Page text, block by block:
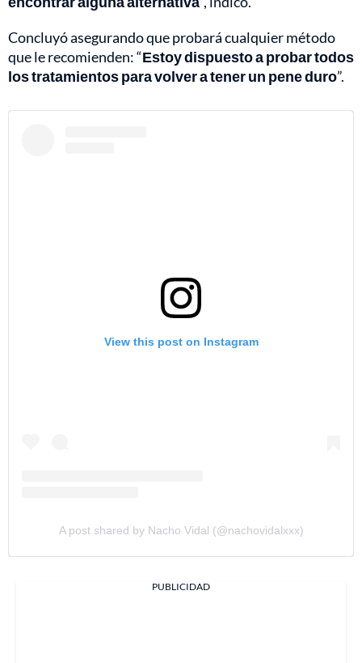
Concluyó asegurando que probará cualquier método
que le recomienden: “Estoy dispuesto a probar todos
los tratamientos para volver a tener un pene duro”.
View this post on Instagram
A post shared by Nacho Vidal (@nachovidalxxx)
PUBLICIDAD